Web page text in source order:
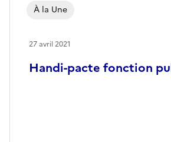
Handi-pacte fonction
À la Une
27 avril 2021